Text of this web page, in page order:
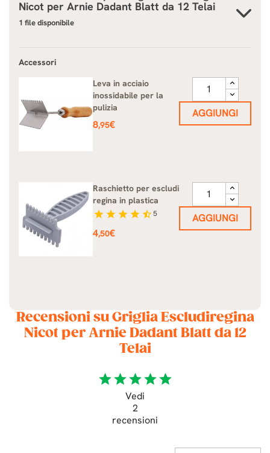
Nicot per Arnie Dadant Blatt da 12 Telai
1 file disponibile
Accessori
Leva in acciaio
inossidabile per la
pulizia
Prezzo
8,95€
AGGIUNGI
Raschietto per escludi
regina in plastica
star star star star star_half5
Prezzo
4,50€
AGGIUNGI
Recensioni su Griglia Escludiregina
Nicot per Arnie Dadant Blatt da 12
Telai
starstarstarstarstar
Vedi
2
recensioni